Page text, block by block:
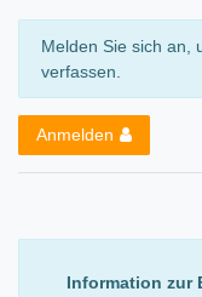
Melden Sie sich an,
verfassen.
Anmelden
Information zur